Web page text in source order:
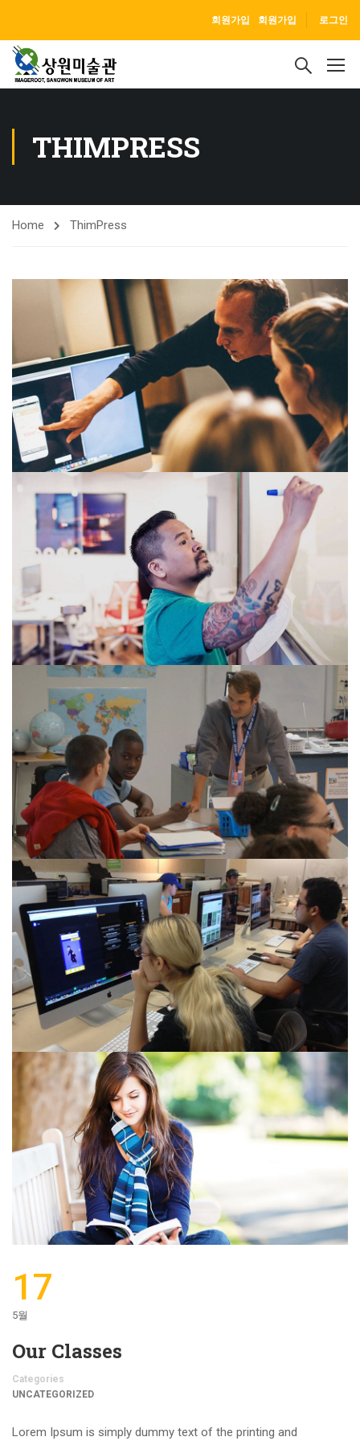
회원가입 로그인
회원가입
THIMPRESS
Home ThimPress
17
5월
Our Classes
Categories
UNCATEGORIZED
Lorem Ipsum is simply dummy text of the printing and